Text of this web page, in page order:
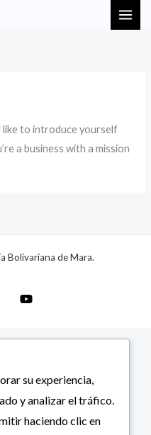
like to introduce yourself
a business with a mission
Bolivariana de Mara.
su experiencia,
y analizar el tráfico.
haciendo clic en